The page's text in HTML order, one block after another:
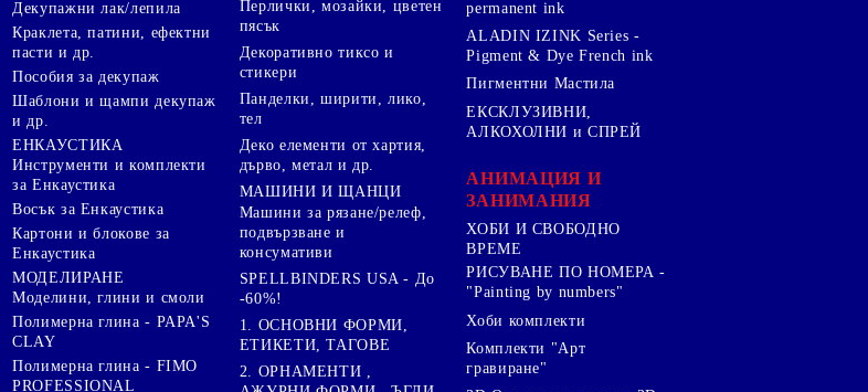
Декупажни лак/лепила
Краклета, патини, ефектни
пасти и др.
Пособия за декупаж
Шаблони и щампи декупаж
и др.
ЕНКАУСТИКА
Инструменти и комплекти
за Енкаустика
Восък за Енкаустика
Картони и блокове за
Енкаустика
МОДЕЛИРАНЕ
Моделини, глини и смоли
Полимерна глина - PAPA'S
CLAY
Полимерна глина - FIMO
PROFESSIONAL
Перлички, мозайки, цветен
пясък
Декоративно тиксо и
стикери
Панделки, ширити, лико,
тел
Деко елементи от хартия,
дърво, метал и др.
МАШИНИ И ЩАНЦИ
Машини за рязане/релеф,
подвързване и
консумативи
SPELLBINDERS USA - До
-60%!
1. ОСНОВНИ ФОРМИ,
ЕТИКЕТИ, ТАГОВЕ
2. ОРНАМЕНТИ ,
permanent ink
ALADIN IZINK Series -
Pigment & Dye French ink
Пигментни Мастила
ЕКСКЛУЗИВНИ,
АЛКОХОЛНИ и СПРЕЙ
АНИМАЦИЯ И
ЗАНИМАНИЯ
ХОБИ И СВОБОДНО
ВРЕМЕ
РИСУВАНЕ ПО НОМЕРА -
"Painting by numbers"
Хоби комплекти
Комплекти "Арт
гравиране"